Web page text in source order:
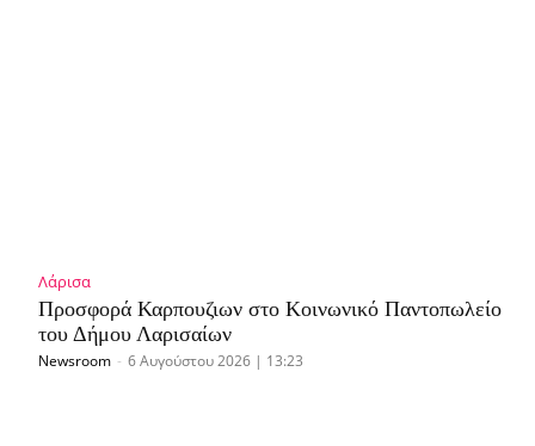
Λάρισα
Προσφορά Καρπουζιων στο Κοινωνικό Παντοπωλείο
του Δήμου Λαρισαίων
Newsroom - 6 Αυγούστου 2026 | 13:23